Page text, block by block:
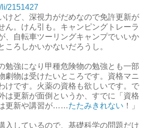
li/2151427
けど、深視力がだめなので免許更新が
ん。けん引も。キャンピングトレーラ
、自転車ツーリングキャンプでいいか
ころしかいかないだろうし。
勉強になり甲種危険物の勉強とも一部
劇物は受けたいところです。資格マニ
けです。火薬の資格も欲しいです。で
は更新が面倒というか、すでに「資格
更新や講習が……たたみきれない ！」
入しているので、基礎科学の問題だけ